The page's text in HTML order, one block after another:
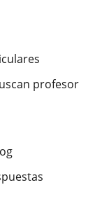
profesor